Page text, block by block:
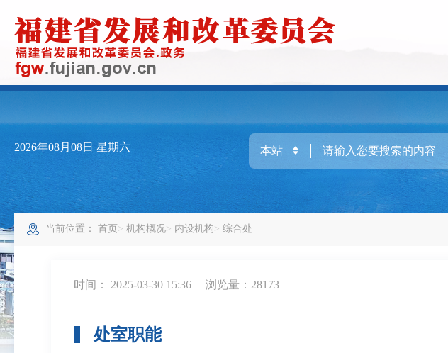
2026年08月08日 星期六
当前位置： 首页 机构概况 内设机构 综合处
时间： 2025-03-30 15:36 浏览量：28173
处室职能